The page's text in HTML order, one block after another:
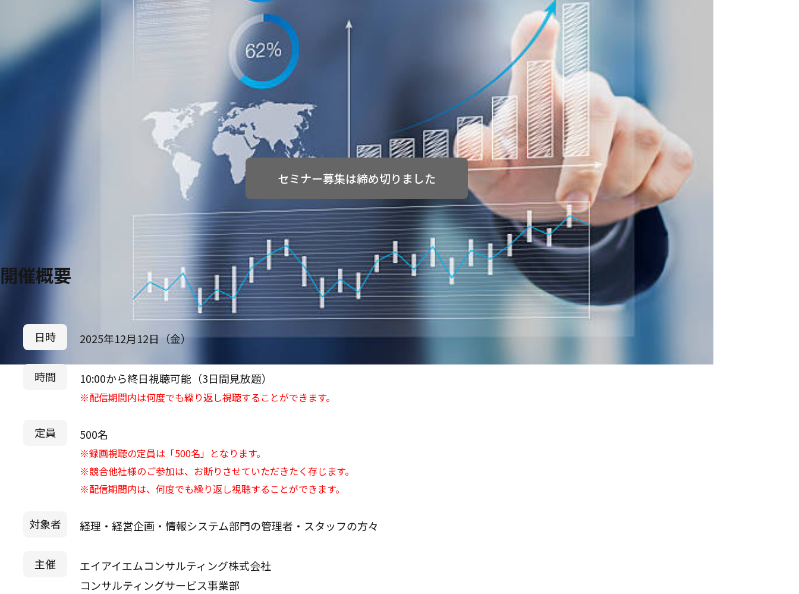
セミナー募集は締め切りました
開催概要
日時 2025年12月12日（金）
時間 10:00から終日視聴可能（3日間見放題）
※配信期間内は何度でも繰り返し視聴することができます。
定員 500名
※録画視聴の定員は「500名」となります。
※競合他社様のご参加は、お断りさせていただきたく存じます。
※配信期間内は、何度でも繰り返し視聴することができます。
対象者 経理・経営企画・情報システム部門の管理者・スタッフの方々
主催
エイアイエムコンサルティング株式会社
コンサルティングサービス事業部